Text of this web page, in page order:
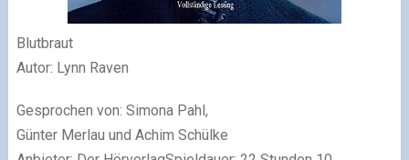
Blutbraut
Autor: Lynn Raven
Gesprochen von: Simona Pahl,
Günter Merlau und Achim Schülke